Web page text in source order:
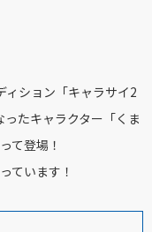
ィション「キャラサイ2
たキャラクター「くま
て登場！
ています！